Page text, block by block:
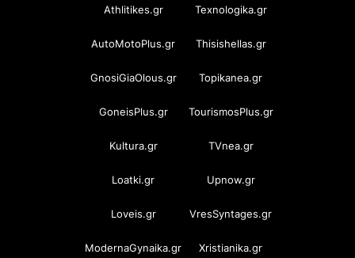
Athlitikes.gr Texnologika.gr
AutoMotoPlus.gr Thisishellas.gr
GnosiGiaOlous.gr Topikanea.gr
GoneisPlus.gr TourismosPlus.gr
Kultura.gr TVnea.gr
Loatki.gr Upnow.gr
Loveis.gr VresSyntages.gr
ModernaGynaika.gr Xristianika.gr